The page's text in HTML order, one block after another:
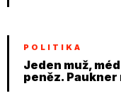
POLITIKA
Jeden muž,
peněz.